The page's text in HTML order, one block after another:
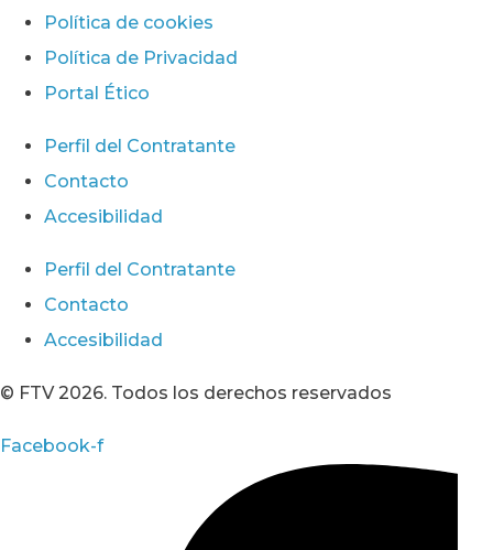
Política de cookies
Política de Privacidad
Portal Ético
Perfil del Contratante
Contacto
Accesibilidad
Perfil del Contratante
Contacto
Accesibilidad
© FTV 2026. Todos los derechos reservados
Facebook-f